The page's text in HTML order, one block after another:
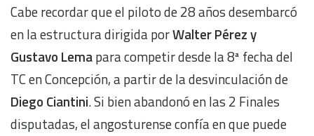
Cabe recordar que el piloto de 28 años desembarcó
en la estructura dirigida porWalter Pérez y
Gustavo Lemapara competir desde la 8ª fecha del
TC en Concepción, a partir de la desvinculación de
Diego Ciantini. Si bien abandonó en las 2 Finales
disputadas, el angosturense confía en que puede